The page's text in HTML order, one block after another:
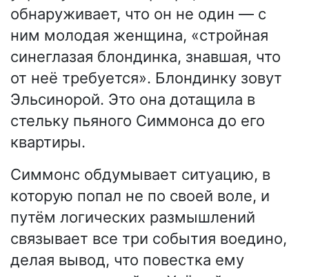
обнаруживает, что он не один — с
ним молодая женщина, «стройная
синеглазая блондинка, знавшая, что
от неё требуется». Блондинку зовут
Эльсинорой. Это она дотащила в
стельку пьяного Симмонса до его
квартиры.
Симмонс обдумывает ситуацию, в
которую попал не по своей воле, и
путём логических размышлений
связывает все три события воедино,
делая вывод, что повестка ему